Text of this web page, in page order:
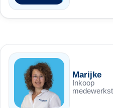
Marijke
Inkoop